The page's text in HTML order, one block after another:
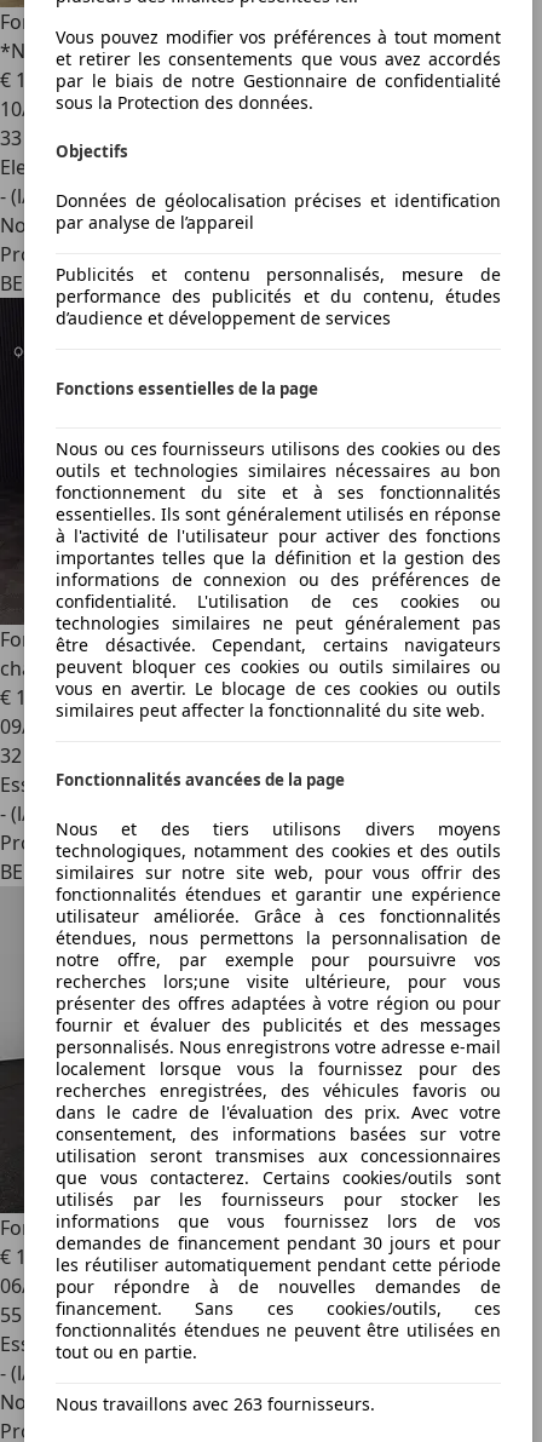
Vous pouvez modifier vos préférences à tout moment
et retirer les consentements que vous avez accordés
par le biais de notre Gestionnaire de confidentialité
sous la Protection des données.
Objectifs
Données de géolocalisation précises et identification
par analyse de l’appareil
Publicités et contenu personnalisés, mesure de
performance des publicités et du contenu, études
d’audience et développement de services
Fonctions essentielles de la page
Nous ou ces fournisseurs utilisons des cookies ou des
outils et technologies similaires nécessaires au bon
fonctionnement du site et à ses fonctionnalités
essentielles. Ils sont généralement utilisés en réponse
à l'activité de l'utilisateur pour activer des fonctions
importantes telles que la définition et la gestion des
informations de connexion ou des préférences de
confidentialité. L'utilisation de ces cookies ou
technologies similaires ne peut généralement pas
être désactivée. Cependant, certains navigateurs
peuvent bloquer ces cookies ou outils similaires ou
vous en avertir. Le blocage de ces cookies ou outils
similaires peut affecter la fonctionnalité du site web.
Fonctionnalités avancées de la page
Nous et des tiers utilisons divers moyens
technologiques, notamment des cookies et des outils
similaires sur notre site web, pour vous offrir des
fonctionnalités étendues et garantir une expérience
utilisateur améliorée. Grâce à ces fonctionnalités
étendues, nous permettons la personnalisation de
notre offre, par exemple pour poursuivre vos
recherches lors;une visite ultérieure, pour vous
présenter des offres adaptées à votre région ou pour
fournir et évaluer des publicités et des messages
personnalisés. Nous enregistrons votre adresse e-mail
localement lorsque vous la fournissez pour des
recherches enregistrées, des véhicules favoris ou
dans le cadre de l'évaluation des prix. Avec votre
consentement, des informations basées sur votre
utilisation seront transmises aux concessionnaires
que vous contacterez. Certains cookies/outils sont
utilisés par les fournisseurs pour stocker les
informations que vous fournissez lors de vos
demandes de financement pendant 30 jours et pour
les réutiliser automatiquement pendant cette période
pour répondre à de nouvelles demandes de
financement. Sans ces cookies/outils, ces
fonctionnalités étendues ne peuvent être utilisées en
tout ou en partie.
Nous travaillons avec 263 fournisseurs.
Ford Puma
*NAVI*CAMERA*CAPTEURS*CLIM*
€ 18 950
10/2022
33 137 km
Electrique/Essence
- (l/100 km)
Nouveau
Professionnel
BE 6110
Ford Puma
1.0i ST-Line Toit ouvrant - Camera - Sièges
chauffants - Car Play
€ 18 990
09/2023
32 000 km
Essence
- (l/100 km)
Professionnel
BE 4432
Ford PumaTITANIUM 1.0 Ecoboost 125CV AUTO
€ 18 998
06/2022
55 169 km
Essence
- (l/100 km)
Nouveau
Professionnel